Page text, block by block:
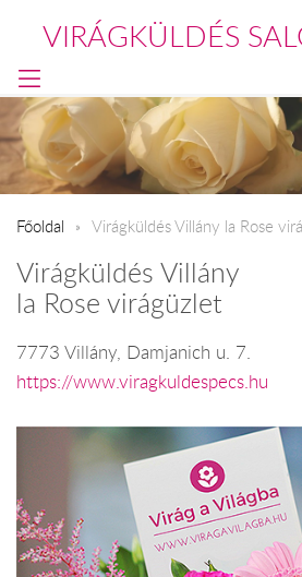
VIRÁGKÜLDÉS
Főoldal Virágküldés Villány la Rose
Virágküldés Villány
la Rose virágüzlet
7773 Villány, Damjanich u. 7.
https://www.viragkuldespecs.hu